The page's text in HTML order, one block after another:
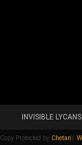
INVISIBLE
Copy Protected by Chetan's